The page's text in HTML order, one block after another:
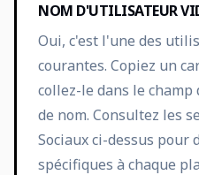
NOM D'UTILISATEUR
Oui, c'est l'une des
courantes. Copiez un
collez-le dans le
de nom. Consultez les
Sociaux ci-dessus pour
spécifiques à chaque